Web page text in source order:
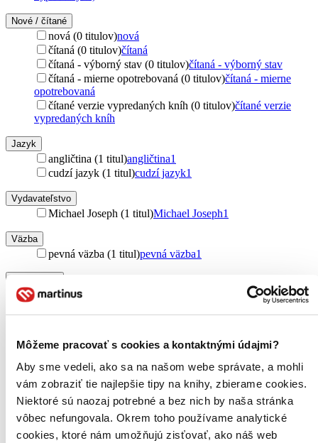
Môžeme pracovať s cookies a kontaktnými údajmi?
Aby sme vedeli, ako sa na našom webe správate, a mohli
vám zobraziť tie najlepšie tipy na knihy, zbierame cookies.
Niektoré sú naozaj potrebné a bez nich by naša stránka
vôbec nefungovala. Okrem toho používame analytické
cookies, ktoré nám umožňujú zisťovať, ako náš web
Nové / čítané
nová (0 titulov)nová
čítaná (0 titulov)čítaná
čítaná - výborný stav (0 titulov)čítaná - výborný stav
čítaná - mierne opotrebovaná (0 titulov)čítaná - mierne
opotrebovaná
čítané verzie vypredaných kníh (0 titulov)čítané verzie
vypredaných kníh
Jazyk
angličtina (1 titul)angličtina1
cudzí jazyk (1 titul)cudzí jazyk1
Vydavateľstvo
Michael Joseph (1 titul)Michael Joseph1
Väzba
pevná väzba (1 titul)pevná väzba1
Zoradiť
Bestsellery
Top hodnotené
Novinky
Najdrahšie
Najlacnejšie